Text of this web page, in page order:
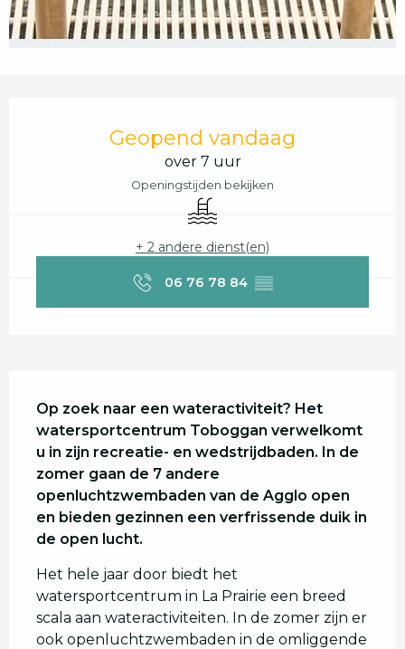
Geopend vandaag
over 7 uur
Openingstijden bekijken
Zwembad
+ 2 andere dienst(en)
06 76 78 84 ▒▒
Op zoek naar een wateractiviteit? Het
watersportcentrum Toboggan verwelkomt
u in zijn recreatie- en wedstrijdbaden. In de
zomer gaan de 7 andere
openluchtzwembaden van de Agglo open
en bieden gezinnen een verfrissende duik in
de open lucht.
Het hele jaar door biedt het
watersportcentrum in La Prairie een breed
scala aan wateractiviteiten. In de zomer zijn er
ook openluchtzwembaden in de omliggende